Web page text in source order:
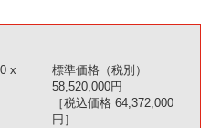
x
標準価格（税別）
58,520,000円
［税込価格 64,372,000
円］